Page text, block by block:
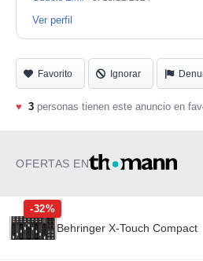
Ver perfil
Favorito Ignorar
♥ 3 personas tienen este anuncio en
OFERTAS EN
-32%
Behringer X-Touch Compact